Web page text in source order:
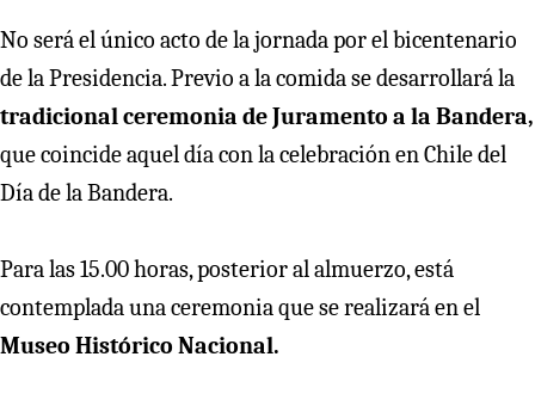
No será el único acto de la jornada por el bicentenario
de la Presidencia. Previo a la comida se desarrollará la
tradicional ceremonia de Juramento a la Bandera,
que coincide aquel día con la celebración en Chile del
Día de la Bandera.
Para las 15.00 horas, posterior al almuerzo, está
contemplada una ceremonia que se realizará en el
Museo Histórico Nacional.